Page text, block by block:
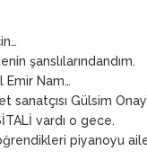
şanslılarındandım.
Emir Nam…
Gülsim
vardı o gece.
piyanoyu